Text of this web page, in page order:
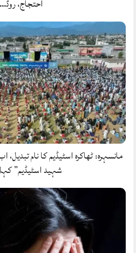
احتجاج، روڈ…
مانسہرہ: ٹھاکرہ اسٹیڈیم کا نام
شہید اسٹیڈیم”